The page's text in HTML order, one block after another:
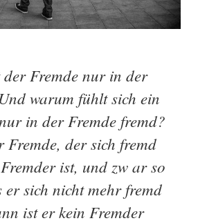
der Fremde nur in der
warum fühlt sich ein
in der Fremde fremd?
Fremde, der sich fremd
ist, und zw ar so
er sich nicht mehr fremd
ist er kein Fremder